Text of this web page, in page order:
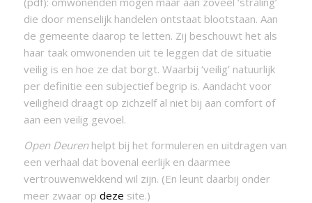
die door menselijk handelen ontstaat blootstaan. Aan
de gemeente daarop te letten. Zij beschouwt het als
haar taak omwonenden uit te leggen dat de situatie
veilig is en hoe ze dat borgt. Waarbij ‘veilig’ natuurlijk
per definitie een subjectief begrip is. Aandacht voor
veiligheid draagt op zichzelf al niet bij aan comfort of
aan een veilig gevoel.
Open Deurenhelpt bij het formuleren en uitdragen van
een verhaal dat bovenal eerlijk en daarmee
vertrouwenwekkend wil zijn. (En leunt daarbij onder
meer zwaar op deze site.)